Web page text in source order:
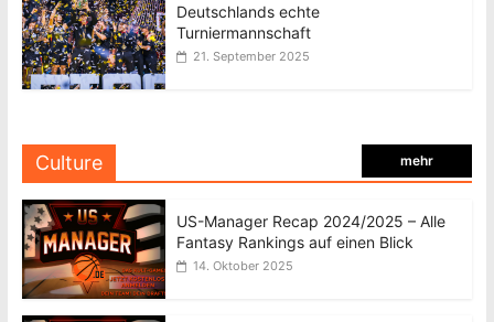
Deutschlands echte
Turniermannschaft
21. September 2025
Culture mehr
US-Manager Recap 2024/2025 – Alle
Fantasy Rankings auf einen Blick
14. Oktober 2025